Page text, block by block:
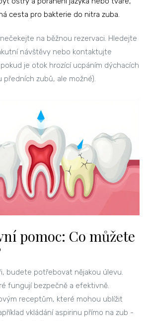
cesta pro bakterie do nitra zuba.
na běžnou rezervaci. Hledejte
návštěvy nebo kontaktujte
je otok hrozící ucpáním dýchacích
předních zubů, ale možné).
pomoc: Co můžete
budete potřebovat nějakou úlevu.
fungují bezpečně a efektivně.
receptům, které mohou ublížit
vkládání aspirinu přímo na zub -